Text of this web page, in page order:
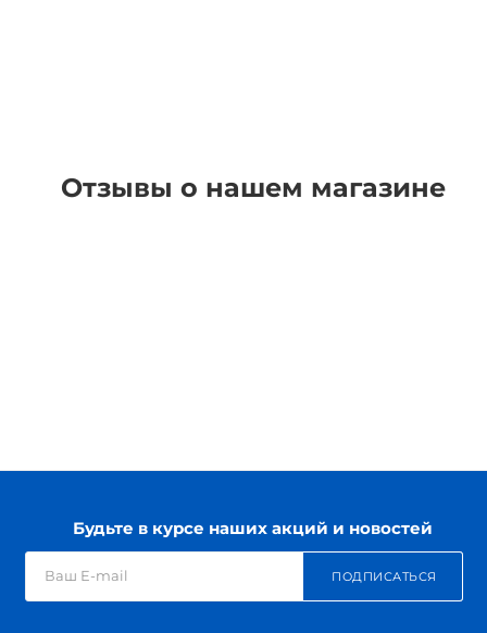
Отзывы о нашем магазине
Будьте в курсе наших акций и новостей
ПОДПИСАТЬСЯ